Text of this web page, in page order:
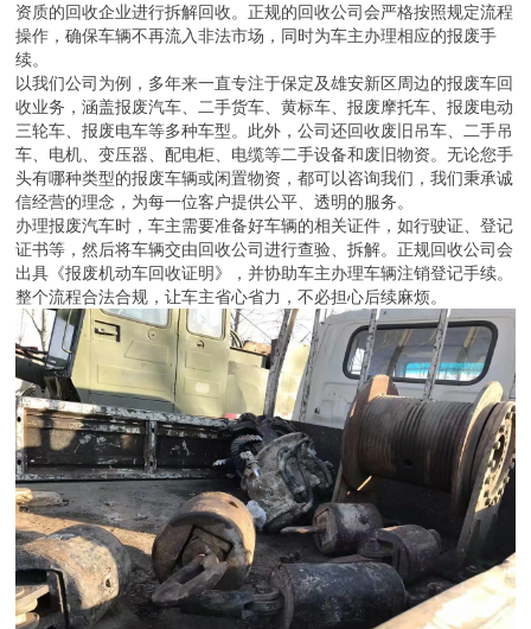
资质的回收企业进行拆解回收。正规的回收公司会严格按照规定流程
操作，确保车辆不再流入非法市场，同时为车主办理相应的报废手
续。
以我们公司为例，多年来一直专注于保定及雄安新区周边的报废车回
收业务，涵盖报废汽车、二手货车、黄标车、报废摩托车、报废电动
三轮车、报废电车等多种车型。此外，公司还回收废旧吊车、二手吊
车、电机、变压器、配电柜、电缆等二手设备和废旧物资。无论您手
头有哪种类型的报废车辆或闲置物资，都可以咨询我们，我们秉承诚
信经营的理念，为每一位客户提供公平、透明的服务。
办理报废汽车时，车主需要准备好车辆的相关证件，如行驶证、登记
证书等，然后将车辆交由回收公司进行查验、拆解。正规回收公司会
出具《报废机动车回收证明》，并协助车主办理车辆注销登记手续。
整个流程合法合规，让车主省心省力，不必担心后续麻烦。